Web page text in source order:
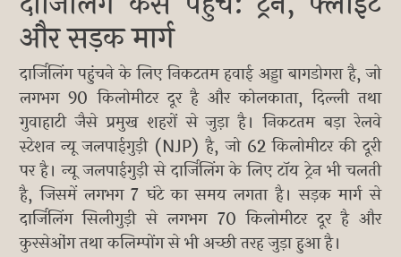
और सड़क मार्ग
दार्जिलिंग पहुंचने के लिए निकटतम हवाई अड्डा बागडोगरा है, जो
लगभग 90 किलोमीटर दूर है और कोलकाता, दिल्ली तथा
गुवाहाटी जैसे प्रमुख शहरों से जुड़ा है। निकटतम बड़ा रेलवे
स्टेशन न्यू जलपाईगुड़ी (NJP) है, जो 62 किलोमीटर की दूरी
पर है। न्यू जलपाईगुड़ी से दार्जिलिंग के लिए टॉय ट्रेन भी चलती
है, जिसमें लगभग 7 घंटे का समय लगता है। सड़क मार्ग से
दार्जिलिंग सिलीगुड़ी से लगभग 70 किलोमीटर दूर है और
कुरसेओंग तथा कलिम्पोंग से भी अच्छी तरह जुड़ा हुआ है।